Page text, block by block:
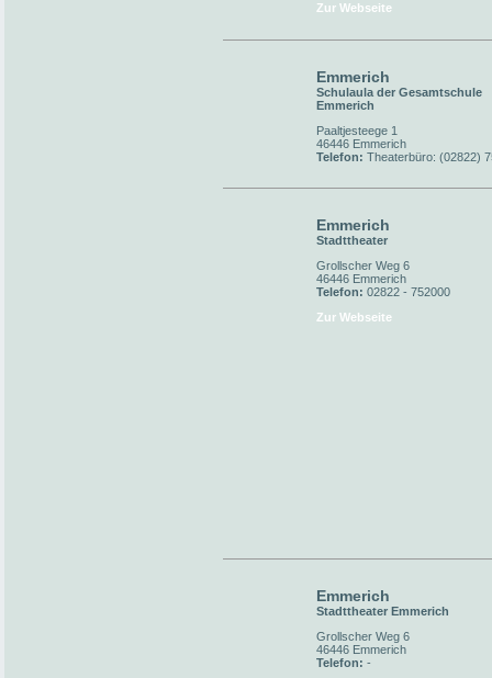
Zur Webseite
Emmerich
Schulaula der Gesamtschule
Emmerich
Paaltjesteege 1
46446 Emmerich
Telefon: Theaterbüro: (02822)
Emmerich
Stadttheater
Grollscher Weg 6
46446 Emmerich
Telefon: 02822 - 752000
Zur Webseite
Emmerich
Stadttheater Emmerich
Grollscher Weg 6
46446 Emmerich
Telefon: -